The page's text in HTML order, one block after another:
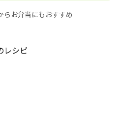
らお弁当にもおすすめ
レシピ